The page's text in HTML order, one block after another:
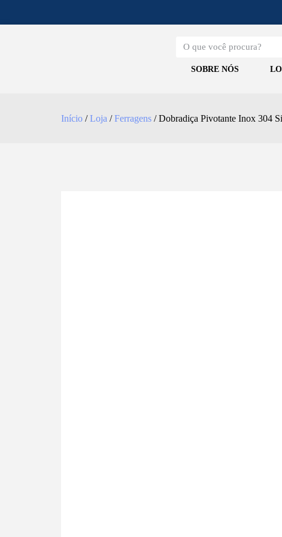
SOBRE NÓS
Início /Loja /Ferragens / Dobradiça Pivotante Inox 304